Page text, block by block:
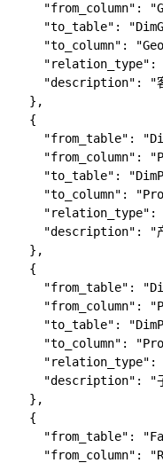
"from_column":
"to_table":
"to_column":
"relation_type":
"description": "
    },
    {
"from_table":
"from_column":
"to_table":
"to_column":
"relation_type":
"description": "
    },
    {
"from_table":
"from_column":
"to_table":
"to_column":
"relation_type":
"description": "
    },
    {
"from_table":
"from_column":